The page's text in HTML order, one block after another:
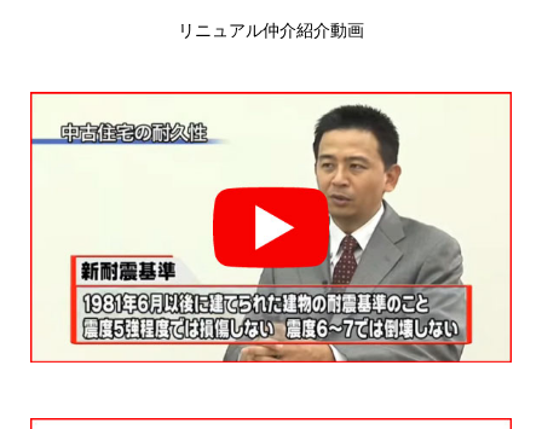
リニュアル仲介紹介動画